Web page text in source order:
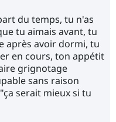
du temps, tu n'as
tu aimais avant, tu
après avoir dormi, tu
en cours, ton appétit
grignotage
sans raison
serait mieux si tu